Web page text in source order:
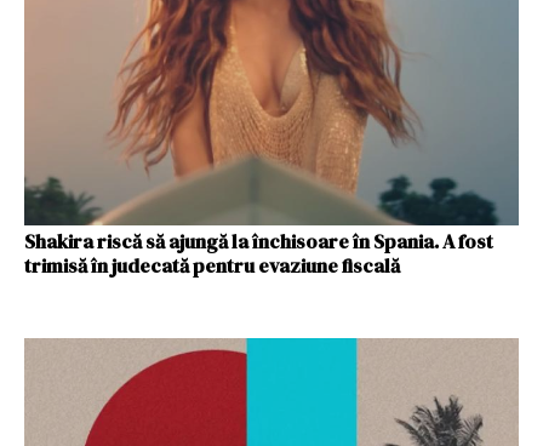
Shakira riscă să ajungă la închisoare în Spania. A fost
trimisă în judecată pentru evaziune fiscală